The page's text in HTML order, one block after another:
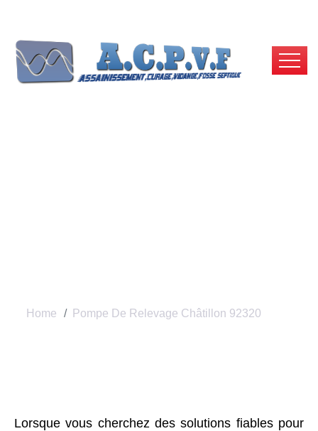
Home Pompe De Relevage Châtillon 92320
Lorsque vous cherchez des solutions fiables pour